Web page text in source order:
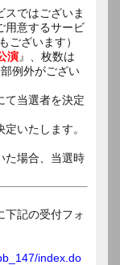
スではございま
用意するサービ
ございます）
演』、枚数は
例外がござい
て当選者を決定
いたします。
た場合、当選時
下記の受付フォ
index.do